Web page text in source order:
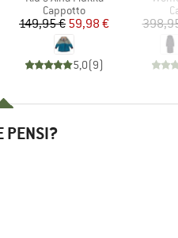
Gruppo di prodotti
Cappotto
Prezzo
149,95 €Prezzo ridotto
59,98 €
5,0(9)
PENSI?